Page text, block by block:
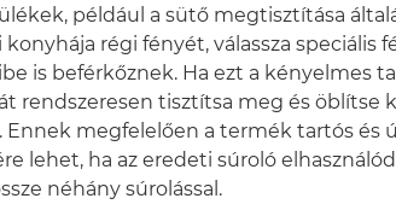
például a sütő megtisztítása
régi fényét, válassza
is beférkőznek. Ha ezt a
rendszeresen tisztítsa meg és
Ennek megfelelően a termék tartós
lehet, ha az eredeti súroló
néhány súrolással.